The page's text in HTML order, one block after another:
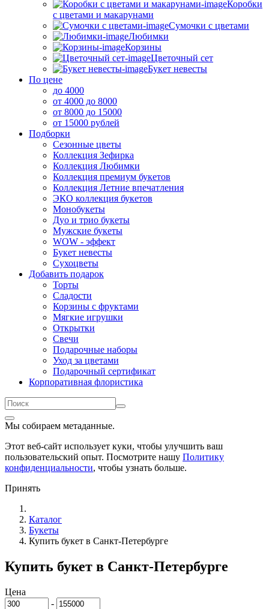
Коробки
с цветами и макарунами
Сумочки с цветами
Любимки
Корзины
Цветочный сет
Букет невесты
По цене
до 4000
от 4000 до 8000
от 8000 до 15000
от 15000 рублей
Подборки
Сезонные цветы
Коллекция Зефирка
Коллекция Любимки
Коллекция премиум букетов
Коллекция Летние впечатления
ЭКО коллекция букетов
Монобукеты
Дуо и трио букеты
Мужские букеты
WOW - эффект
Букет невесты
Сухоцветы
Добавить подарок
Торты
Сладости
Корзины с фруктами
Мягкие игрушки
Открытки
Свечи
Подарочные наборы
Уход за цветами
Подарочный сертификат
Корпоративная флористика
Мы собираем метаданные.
Этот веб-сайт использует куки, чтобы улучшить ваш
пользовательский опыт. Посмотрите нашу Политику
конфиденциальности, чтобы узнать больше.
Принять
Каталог
Букеты
Купить букет в Санкт-Петербурге
Купить букет в Санкт-Петербурге
Цена
-